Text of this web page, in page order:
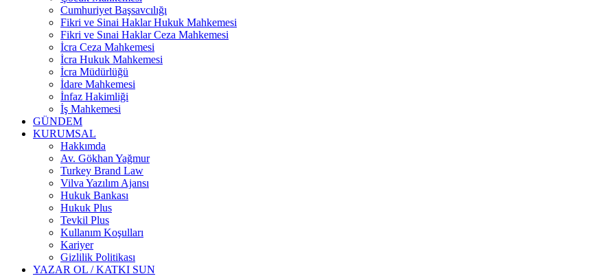
Cumhuriyet Başsavcılığı
Fikri ve Sinai Haklar Hukuk Mahkemesi
Fikri ve Sınai Haklar Ceza Mahkemesi
İcra Ceza Mahkemesi
İcra Hukuk Mahkemesi
İcra Müdürlüğü
İdare Mahkemesi
İnfaz Hakimliği
İş Mahkemesi
GÜNDEM
KURUMSAL
Hakkımda
Av. Gökhan Yağmur
Turkey Brand Law
Vilva Yazılım Ajansı
Hukuk Bankası
Hukuk Plus
Tevkil Plus
Kullanım Koşulları
Kariyer
Gizlilik Politikası
YAZAR OL / KATKI SUN